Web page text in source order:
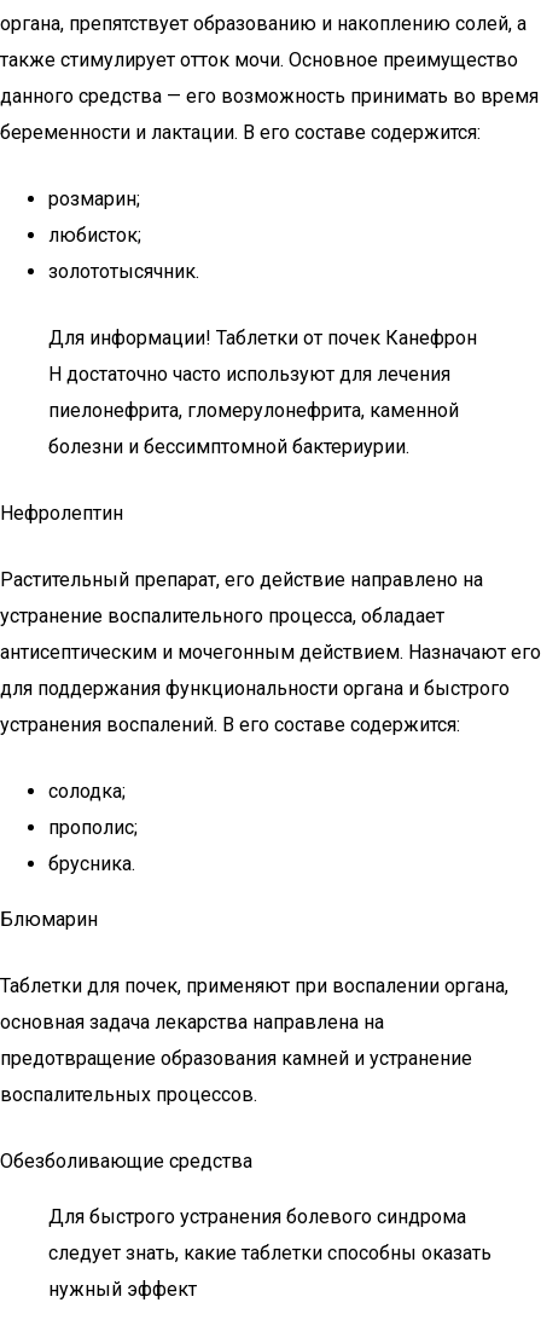
органа, препятствует образованию и накоплению солей, а
также стимулирует отток мочи. Основное преимущество
данного средства — его возможность принимать во время
беременности и лактации. В его составе содержится:
розмарин;
любисток;
золототысячник.
Для информации! Таблетки от почек Канефрон
Н достаточно часто используют для лечения
пиелонефрита, гломерулонефрита, каменной
болезни и бессимптомной бактериурии.
Нефролептин
Растительный препарат, его действие направлено на
устранение воспалительного процесса, обладает
антисептическим и мочегонным действием. Назначают его
для поддержания функциональности органа и быстрого
устранения воспалений. В его составе содержится:
солодка;
прополис;
брусника.
Блюмарин
Таблетки для почек, применяют при воспалении органа,
основная задача лекарства направлена на
предотвращение образования камней и устранение
воспалительных процессов.
Обезболивающие средства
Для быстрого устранения болевого синдрома
следует знать, какие таблетки способны оказать
нужный эффект